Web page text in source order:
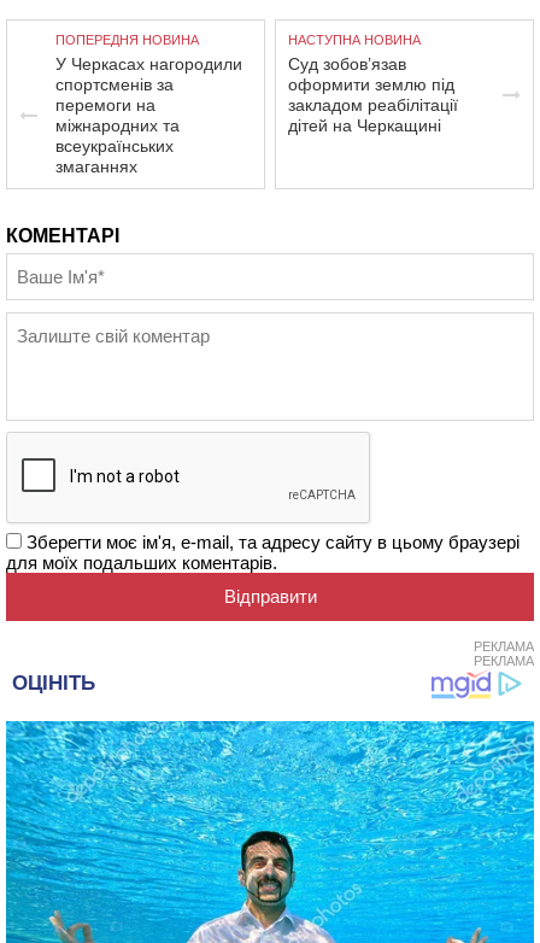
ПОПЕРЕДНЯ НОВИНА
У Черкасах нагородили
спортсменів за
перемоги на
міжнародних та
всеукраїнських
змаганнях
НАСТУПНА НОВИНА
Суд зобов’язав
оформити землю під
закладом реабілітації
дітей на Черкащині
КОМЕНТАРІ
Зберегти моє ім'я, e-mail, та адресу сайту в цьому браузері
для моїх подальших коментарів.
РЕКЛАМА
РЕКЛАМА